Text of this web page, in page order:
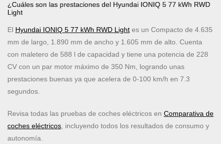
¿Cuáles son las prestaciones del Hyundai IONIQ 5 77 kWh RWD
Light
El Hyundai IONIQ 5 77 kWh RWD Light es un Compacto de 4.635
mm de largo, 1.890 mm de ancho y 1.605 mm de alto. Cuenta
con maletero de 588 l de capacidad y tiene una potencia de 228
CV con un par motor máximo de 350 Nm, logrando unas
prestaciones buenas ya que acelera de 0-100 km/h en 7.3
segundos.
Revisa todas las pruebas de coches eléctricos en Comparativa de
coches eléctricos, incluyendo todos los resultados de consumo y
autonomía.